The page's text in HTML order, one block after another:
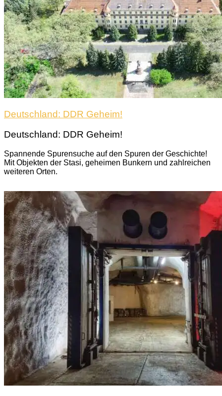
Deutschland: DDR Geheim!
Deutschland: DDR Geheim!
Spannende Spurensuche auf den Spuren der Geschichte!
Mit Objekten der Stasi, geheimen Bunkern und zahlreichen
weiteren Orten.